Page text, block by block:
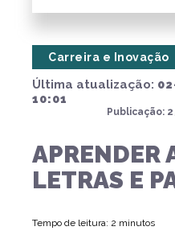
Última atualização:
10:01
Publicação:
Carreira e Inovação
APRENDER
LETRAS E
Tempo de leitura: 2 minutos